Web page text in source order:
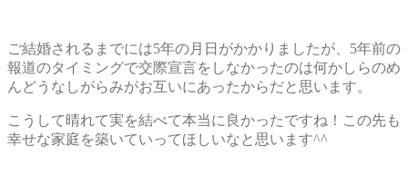
ご結婚されるまでには5年の月日がかかりましたが、5年前の
報道のタイミングで交際宣言をしなかったのは何かしらのめ
んどうなしがらみがお互いにあったからだと思います。
こうして晴れて実を結べて本当に良かったですね！この先も
幸せな家庭を築いていってほしいなと思います^^